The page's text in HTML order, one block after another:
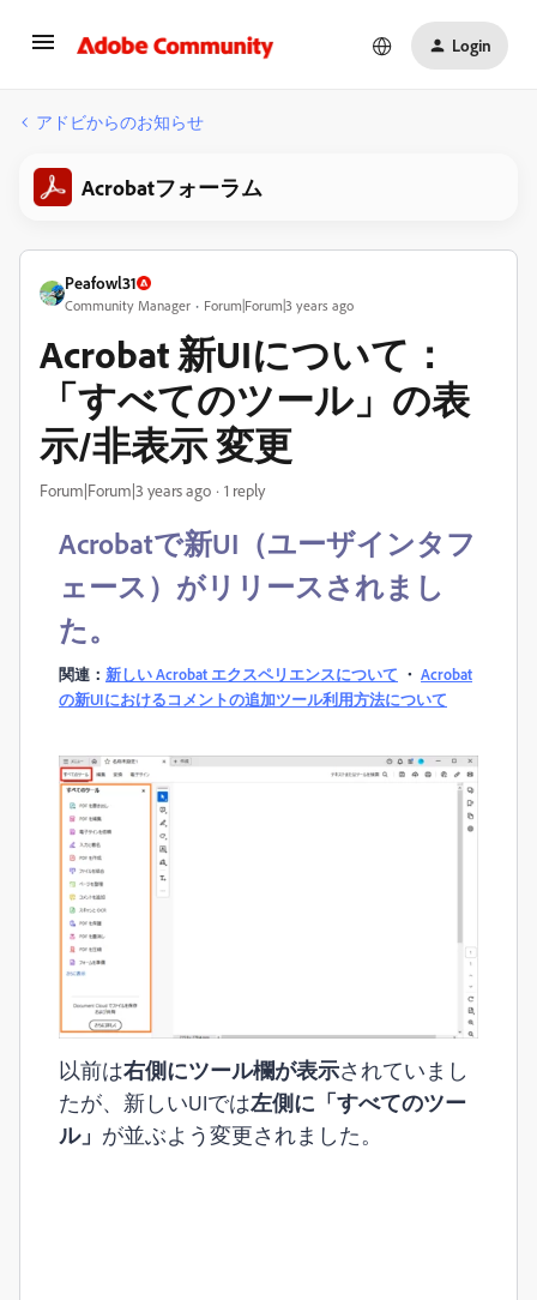
Login
アドビからのお知らせ
Acrobatフォーラム
Peafowl31
Community Manager Forum|Forum|3 years ago
Acrobat 新UIについて：
「すべてのツール」の表
示/非表示 変更
Forum|Forum|3 years ago 1 reply
Acrobatで新UI（ユーザインタフ
ェース）がリリースされまし
た。
関連： 新しい Acrobat エクスペリエンスについて ・ Acrobat
の新UIにおけるコメントの追加ツール利用方法について
以前は右側にツール欄が表示されていまし
たが、 新しいUIでは左側に「すべてのツー
ル」 が並ぶよう変更されました。